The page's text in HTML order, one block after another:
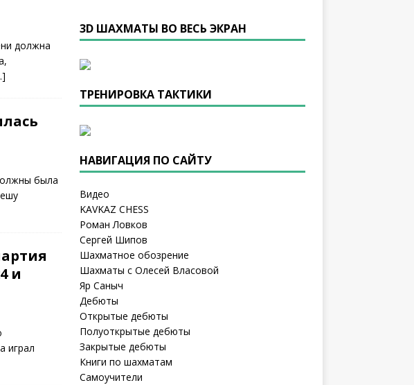
в
должна
была
и
играл
3D ШАХМАТЫ ВО ВЕСЬ ЭКРАН
ТРЕНИРОВКА ТАКТИКИ
НАВИГАЦИЯ ПО САЙТУ
Видео
KAVKAZ CHESS
Роман Ловков
Сергей Шипов
Шахматное обозрение
Шахматы с Олесей Власовой
Яр Саныч
Дебюты
Открытые дебюты
Полуоткрытые дебюты
Закрытые дебюты
Книги по шахматам
Самоучители